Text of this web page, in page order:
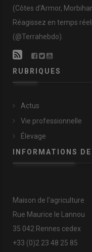
(Côtes d’Armor,
Réagissez en temps
(@Terrahebdo).
RUBRIQUES
Actus
Vie professionnelle
Élevage
INFORMATIONS
Maison de l'agriculture
Rue Maurice le Lannou
35 042 Rennes cedex
+33 (0)2 23 48 25 85